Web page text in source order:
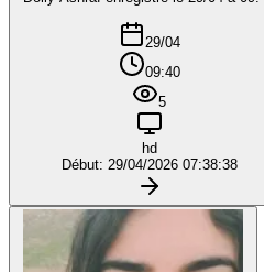
29/04
09:40
5
hd
Début: 29/04/2026 07:38:38